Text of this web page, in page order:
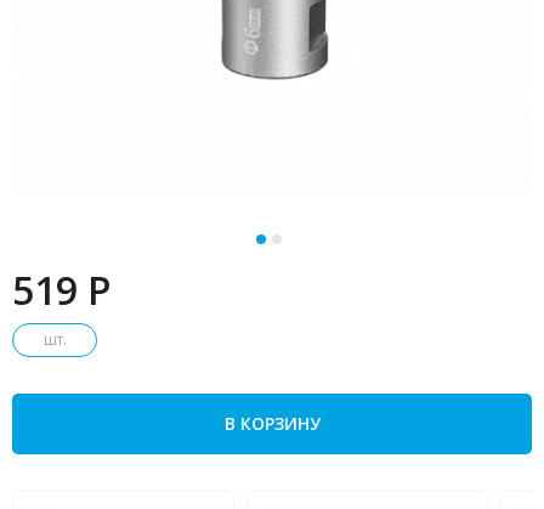
519 P
шт.
В КОРЗИНУ